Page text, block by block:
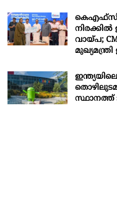
കെഎഫ്സി
വായ്പ;
സ്ഥാനത്ത്